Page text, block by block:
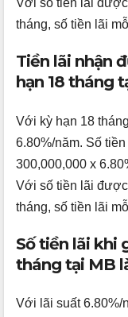
Với số tiền lãi
tháng, số tiền lãi
Tiền lãi nhận
hạn 18 tháng
Với kỳ hạn 18
6.80%/năm. Số
300,000,000 x
Với số tiền lãi
tháng, số tiền lãi
Số tiền lãi khi
tháng tại MB
Với lãi suất 6.80%/